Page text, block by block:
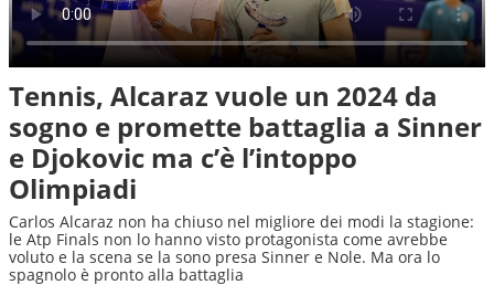
Tennis, Alcaraz vuole un 2024 da
sogno e promette battaglia a Sinner
e Djokovic ma c’è l’intoppo
Olimpiadi
Carlos Alcaraz non ha chiuso nel migliore dei modi la stagione:
le Atp Finals non lo hanno visto protagonista come avrebbe
voluto e la scena se la sono presa Sinner e Nole. Ma ora lo
spagnolo è pronto alla battaglia